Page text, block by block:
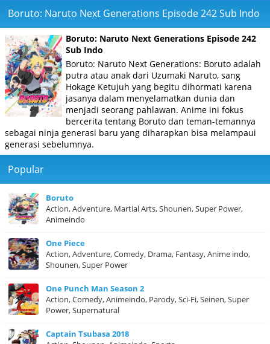
Boruto: Naruto Next Generations Episode 242 Sub Indo
Boruto: Naruto Next Generations Episode 242
Sub Indo
Boruto: Naruto Next Generations: Boruto adalah
putra atau anak dari Uzumaki Naruto, sang
Hokage Ketujuh yang begitu dihormati karena
jasanya dalam menyelamatkan dunia dan
menjadi seorang pahlawan. Anime ini fokus
bercerita tentang Boruto dan teman-temannya
sebagai ninja generasi baru yang diharapkan bisa melampaui
generasi sebelumnya.
Popular
Boruto
Action, Adventure, Martial Arts, Shounen, Super Power,
Animeindo
One Piece
Action, Adventure, Comedy, Drama, Fantasy, Anime indo,
Shounen, Super Power
One Punch Man Season 2
Action, Comedy, Animeindo, Parody, Sci-Fi, Seinen, Super
Power, Supernatural
Captain Tsubasa 2018